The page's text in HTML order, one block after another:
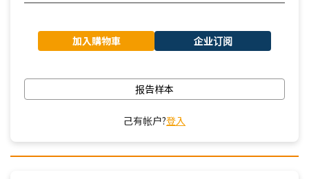
加入購物車 企业订阅
报告样本
己有帐户?登入